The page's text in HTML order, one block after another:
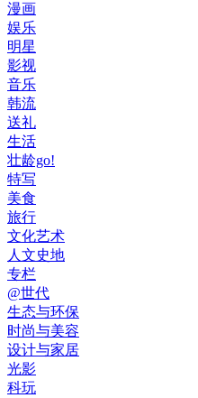
漫画
娱乐
明星
影视
音乐
韩流
送礼
生活
壮龄go!
特写
美食
旅行
文化艺术
人文史地
专栏
@世代
生态与环保
时尚与美容
设计与家居
光影
科玩